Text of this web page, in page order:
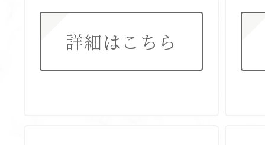
詳細はこちら